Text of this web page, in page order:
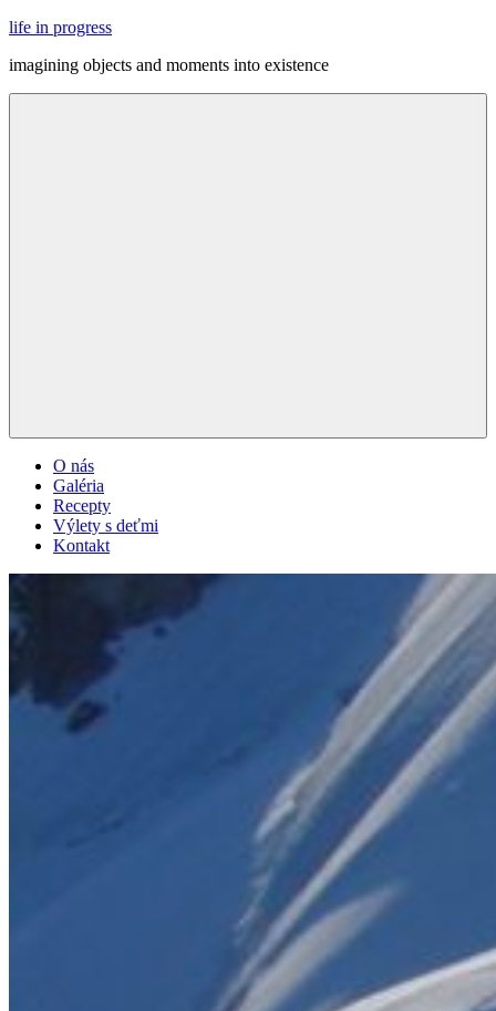
Skip
content
life in progress
imagining objects and moments into existence
O nás
Galéria
Recepty
Výlety s deťmi
Kontakt